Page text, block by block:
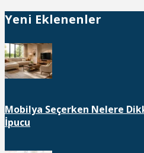
Yeni Eklenenler
Mobilya Seçerken Nelere
İpucu